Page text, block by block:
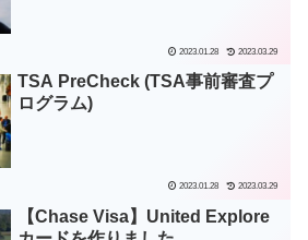
2023.01.28 2023.03.29
TSA PreCheck (TSA事前審査プ
ログラム)
2023.01.28 2023.03.29
【Chase Visa】United Explore